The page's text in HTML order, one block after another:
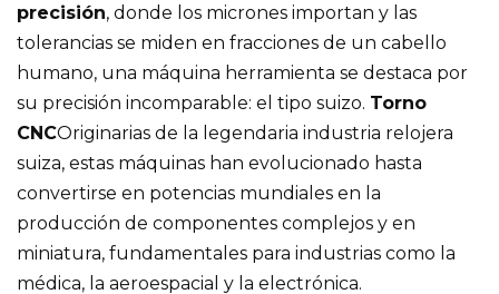
precisión, donde los micrones importan y las
tolerancias se miden en fracciones de un cabello
humano, una máquina herramienta se destaca por
su precisión incomparable: el tipo suizo. Torno
CNCOriginarias de la legendaria industria relojera
suiza, estas máquinas han evolucionado hasta
convertirse en potencias mundiales en la
producción de componentes complejos y en
miniatura, fundamentales para industrias como la
médica, la aeroespacial y la electrónica.